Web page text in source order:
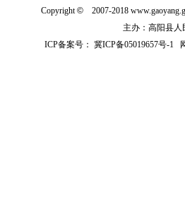
Copyright© 2007-2018
主办：高阳县人
ICP备案号：冀ICP备05019657号-1